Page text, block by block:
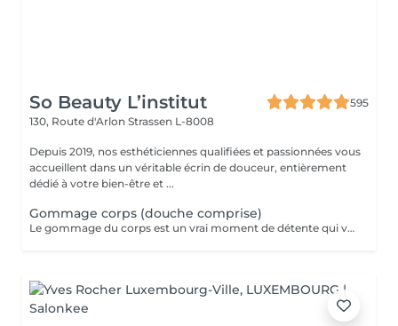
So Beauty L’institut
595
130, Route d'Arlon Strassen L-8008
Depuis 2019, nos esthéticiennes qualifiées et passionnées vous
accueillent dans un véritable écrin de douceur, entièrement
dédié à votre bien-être et ...
Gommage corps (douche comprise)
Le gommage du corps est un vrai moment de détente qui va permettre à la peau de se débarrasser de ses inégalités et de retrouver une peau toute douce. Ce soin est parfait juste avant d'aller au soleil pour permettre à la peau de mieux bronzer.